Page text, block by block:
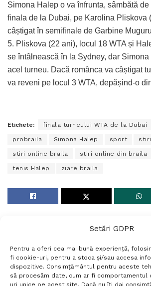
Setări GDPR
Pentru a oferi cea mai bună experiență,
fi cookie-uri, pentru a stoca și/sau accesa
dispozitive. Consimțământul pentru aceste
să procesăm date, cum ar fi comportamentul
uri unice pe acest site. Dacă nu îți dai
Simona Halep o va înfrunta, sâmbătă
finala de la Dubai, pe Karolina Pliskova
câștigat în semifinale de Garbine
5. Pliskova (22 ani), locul 18 WTA și
se întâlnească în la Sydney, dar Simona
acel turneu. Dacă românca va câștigat
va reveni pe locul 3 WTA, depășind-o
Etichete: finala turneului WTA de la Dubai
probraila Simona Halep sport
stiri online braila stiri online din braila
tenis Halep ziare braila